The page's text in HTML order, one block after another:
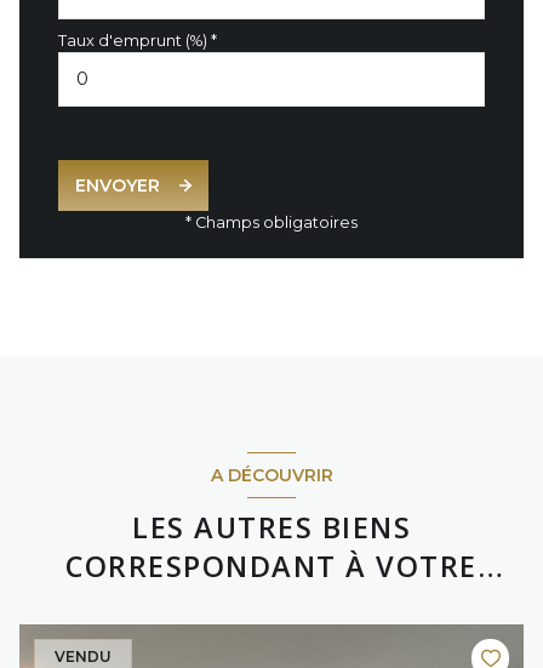
Taux d'emprunt (%) *
ENVOYER
* Champs obligatoires
A DÉCOUVRIR
LES AUTRES BIENS
CORRESPONDANT À VOTRE
VENDU